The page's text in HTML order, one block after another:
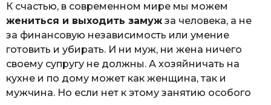
К счастью, в современном мире мы можем
жениться и выходить замуж за человека, а не
за финансовую независимость или умение
готовить и убирать. И ни муж, ни жена ничего
своему супругу не должны. А хозяйничать на
кухне и по дому может как женщина, так и
мужчина. Но если нет к этому занятию особого